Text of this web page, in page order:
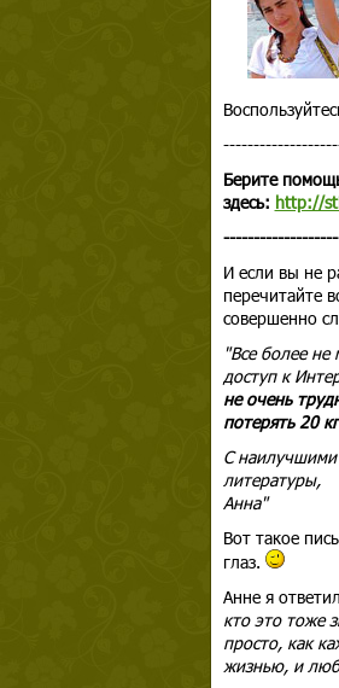
Берите
здесь: http://
И если вы не
перечитайте
совершенно
"Все более
доступ к
не очень
потерять 20 кг
С наилучшими
литературы,
Анна"
Вот такое
глаз.
Анне я
кто это тоже
просто, как
жизнью, и